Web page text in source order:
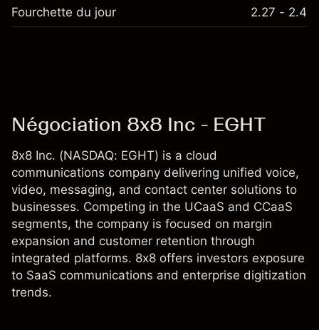
Fourchette du jour 2.27 - 2.4
Négociation 8x8 Inc - EGHT
8x8 Inc. (NASDAQ: EGHT) is a cloud
communications company delivering unified voice,
video, messaging, and contact center solutions to
businesses. Competing in the UCaaS and CCaaS
segments, the company is focused on margin
expansion and customer retention through
integrated platforms. 8x8 offers investors exposure
to SaaS communications and enterprise digitization
trends.